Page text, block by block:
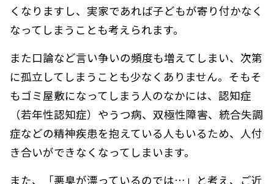
くなりますし、実家であれば子どもが寄り付かなく
なってしまうことも考えられます。
また口論など言い争いの頻度も増えてしまい、次第
に孤立してしまうことも少なくありません。そもそ
もゴミ屋敷になってしまう人のなかには、認知症
（若年性認知症）やうつ病、双極性障害、統合失調
症などの精神疾患を抱えている人もいるため、人付
き合いができなくなってしまいます。
また、「悪臭が漂っているのでは…」と考え、ご近